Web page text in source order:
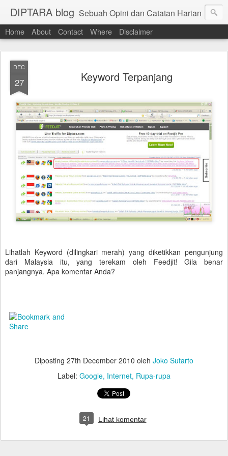
DIPTARA blog Sebuah Opini dan Catatan Harian
Home About Contact Where Disclaimer
DEC
27 Keyword Terpanjang
Lihatlah Keyword (dilingkari merah) yang diketikkan pengunjung
dari Malaysia itu, yang terekam oleh Feedjit! Gila benar
panjangnya. Apa komentar Anda?
Diposting 27th December 2010 oleh Joko Sutarto
Label: Google Internet Rupa-rupa
21 Lihat komentar